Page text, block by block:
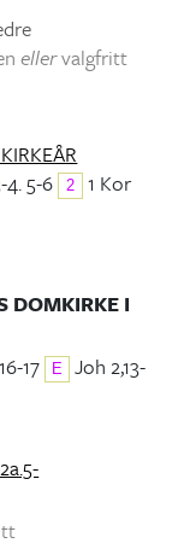
ellervalgfritt
4. 5-6 2
1 Kor
DOMKIRKE I
17 E
Joh 2,13-